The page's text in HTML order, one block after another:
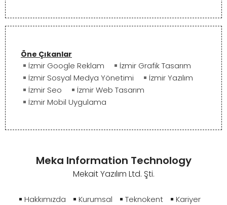
Meka Information Technology
Mekait Yazılım Ltd. Şti.
Hakkımızda Kurumsal Teknokent
Kariyer
Öne Çıkanlar
İzmir Google Reklam
İzmir Grafik Tasarım
İzmir Sosyal Medya Yönetimi
İzmir Yazılım
İzmir Seo
İzmir Web Tasarım
İzmir Mobil Uygulama